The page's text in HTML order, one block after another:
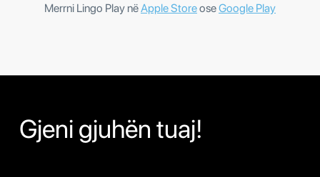
Merrni Lingo Play nëApple StoreoseGoogle Play
Gjeni gjuhën tuaj!